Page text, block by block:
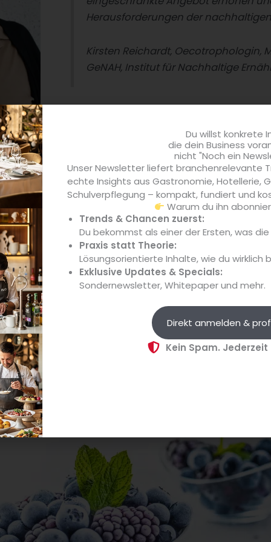
Herausforderungen der
Kirsten Reichardt, Oecotrophologin,
GeNAH, Institut für Nachhaltige
vegetarisch-vegane Frühlingsküche bei begrenztem
ganzjährig durch dasglobalisierte
von saisonalen und regionalen Produkten positiv auf
dazu, in den weniger ertragreichen Monaten für Obst
aus dem Anbau in beheizten
klimaschädlich als die Beheizung von Treibhäusern“,
Gemüse verlängern
verweist sie zudem auf verschiedene
durch Konservieren, Fermentieren, Einlegen, Einfrieren
Du willst konkrete
die dein Business
nicht "Noch ein
Unser Newsletter liefert branchenrelevante
echte Insights aus Gastronomie, Hotellerie,
Schulverpflegung – kompakt, fundiert und
Warum du ihn
Trends & Chancen zuerst:
Du bekommst als einer der Ersten, was
Praxis statt Theorie:
Lösungsorientierte Inhalte, wie du wirklich
Exklusive Updates & Specials:
Sondernewsletter, Whitepaper und mehr.
Direkt anmelden &
Kein Spam.